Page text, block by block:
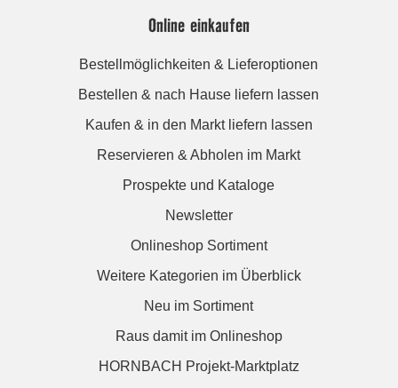
Online einkaufen
Bestellmöglichkeiten & Lieferoptionen
Bestellen & nach Hause liefern lassen
Kaufen & in den Markt liefern lassen
Reservieren & Abholen im Markt
Prospekte und Kataloge
Newsletter
Onlineshop Sortiment
Weitere Kategorien im Überblick
Neu im Sortiment
Raus damit im Onlineshop
HORNBACH Projekt-Marktplatz